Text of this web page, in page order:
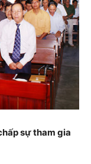
sự tham gia